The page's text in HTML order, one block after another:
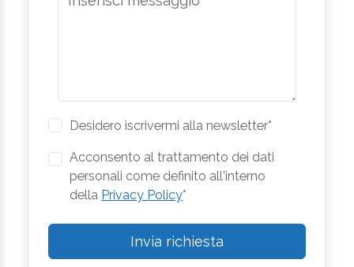
Desidero iscrivermi alla newsletter*
Acconsento al trattamento dei dati
personali come definito all'interno
della Privacy Policy*
Invia richiesta